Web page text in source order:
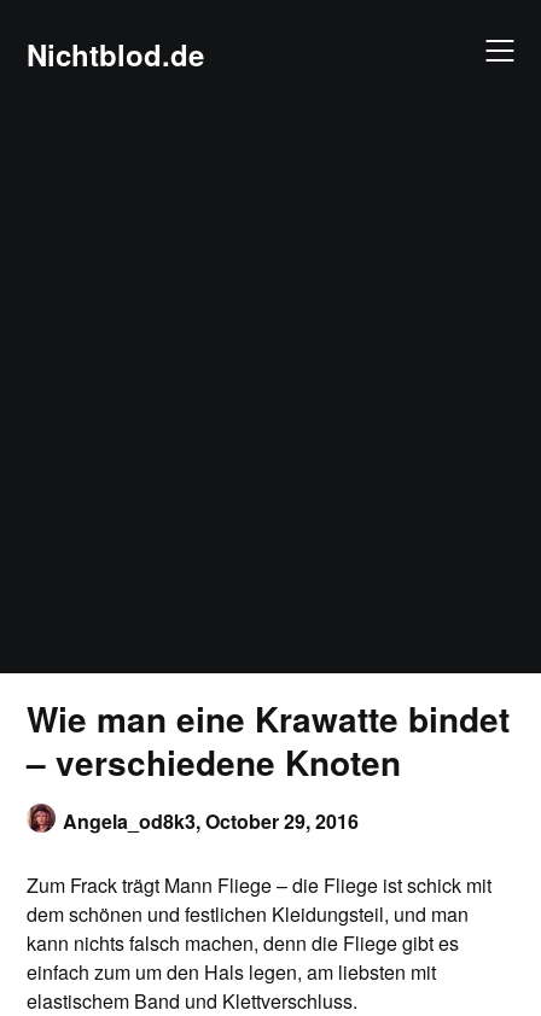
contentNichtblod.de
Wie man eine Krawatte bindet
– verschiedene Knoten
Angela_od8k3,October 29, 2016
Zum Frack trägt Mann Fliege – die Fliege ist schick mit
dem schönen und festlichen Kleidungsteil, und man
kann nichts falsch machen, denn die Fliege gibt es
einfach zum um den Hals legen, am liebsten mit
elastischem Band und Klettverschluss.